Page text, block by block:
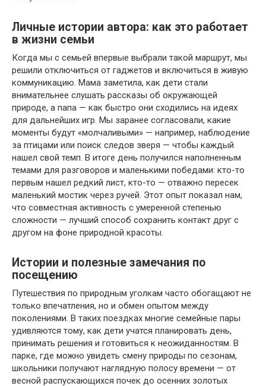
Личные истории автора: как это работает
в жизни семьи
Когда мы с семьей впервые выбрали такой маршрут, мы
решили отключиться от гаджетов и включиться в живую
коммуникацию. Мама заметила, как дети стали
внимательнее слушать рассказы об окружающей
природе, а папа — как быстро они сходились на идеях
для дальнейших игр. Мы заранее согласовали, какие
моменты будут «молчаливыми» — например, наблюдение
за птицами или поиск следов зверя — чтобы каждый
нашел свой темп. В итоге день получился наполненным
темами для разговоров и маленькими победами: кто-то
первым нашел редкий лист, кто-то — отважно пересек
маленький мостик через ручей. Этот опыт показал нам,
что совместная активность с умеренной степенью
сложности — лучший способ сохранить контакт друг с
другом на фоне природной красоты.
Истории и полезные замечания по
посещению
Путешествия по природным уголкам часто обогащают не
только впечатления, но и обмен опытом между
поколениями. В таких поездках многие семейные пары
удивляются тому, как дети учатся планировать день,
принимать решения и готовиться к неожиданностям. В
парке, где можно увидеть смену природы по сезонам,
школьники получают наглядную полосу времени — от
весной распускающихся почек до осенних золотых